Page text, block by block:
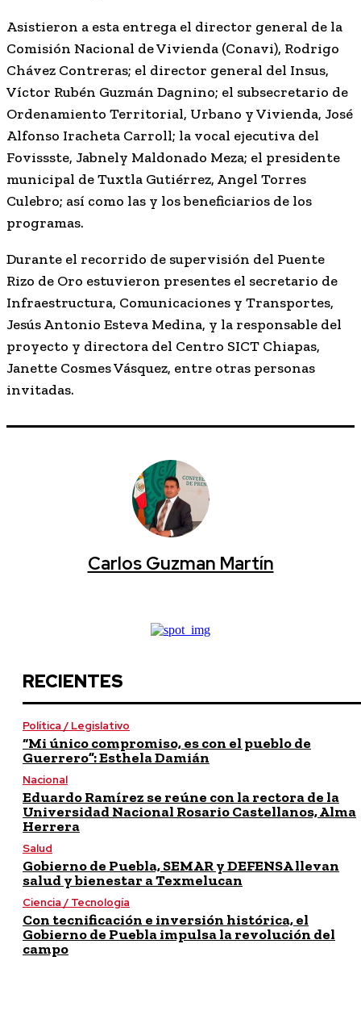
Asistieron a esta entrega el director general de la
Comisión Nacional de Vivienda (Conavi), Rodrigo
Chávez Contreras; el director general del Insus,
Víctor Rubén Guzmán Dagnino; el subsecretario de
Ordenamiento Territorial, Urbano y Vivienda, José
Alfonso Iracheta Carroll; la vocal ejecutiva del
Fovissste, Jabnely Maldonado Meza; el presidente
municipal de Tuxtla Gutiérrez, Angel Torres
Culebro; así como las y los beneficiarios de los
programas.
Durante el recorrido de supervisión del Puente
Rizo de Oro estuvieron presentes el secretario de
Infraestructura, Comunicaciones y Transportes,
Jesús Antonio Esteva Medina, y la responsable del
proyecto y directora del Centro SICT Chiapas,
Janette Cosmes Vásquez, entre otras personas
invitadas.
Carlos Guzman Martín
RECIENTES
Política / Legislativo
“Mi único compromiso, es con el pueblo de
Guerrero”: Esthela Damián
Nacional
Eduardo Ramírez se reúne con la rectora de la
Universidad Nacional Rosario Castellanos, Alma
Herrera
Salud
Gobierno de Puebla, SEMAR y DEFENSA llevan
salud y bienestar a Texmelucan
Ciencia / Tecnología
Con tecnificación e inversión histórica, el
Gobierno de Puebla impulsa la revolución del
campo